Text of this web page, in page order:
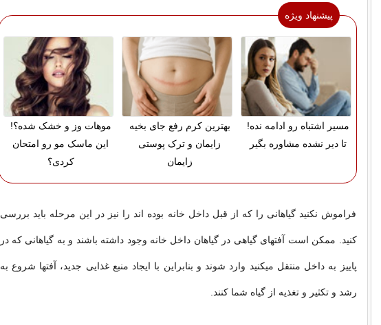
پیشنهاد ویژه
مسیر اشتباه رو ادامه نده!
تا دیر نشده مشاوره بگیر
بهترین کرم رفع جای بخیه
زایمان و ترک پوستی
زایمان
موهات وز و خشک شده؟!
این ماسک مو رو امتحان
کردی؟
فراموش نکنید گیاهانی را که از قبل داخل خانه بوده اند را نیز در این مرحله باید بررسی
کنید. ممکن است آفتهای گیاهی در گیاهان داخل خانه وجود داشته باشند و به گیاهانی که در
پاییز به داخل منتقل میکنید وارد شوند و بنابراین با ایجاد منبع غذایی جدید، آفتها شروع به
رشد و تکثیر و تغذیه از گیاه شما کنند.